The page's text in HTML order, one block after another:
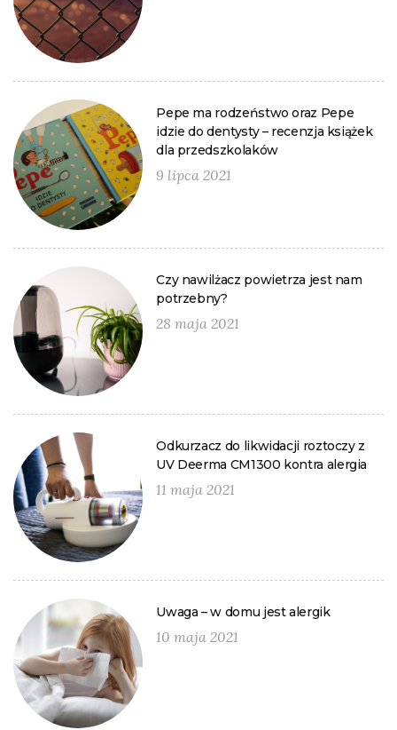
Pepe ma rodzeństwo oraz Pepe
idzie do dentysty – recenzja książek
dla przedszkolaków
9 lipca 2021
Czy nawilżacz powietrza jest nam
potrzebny?
28 maja 2021
Odkurzacz do likwidacji roztoczy z
UV Deerma CM1300 kontra alergia
11 maja 2021
Uwaga – w domu jest alergik
10 maja 2021